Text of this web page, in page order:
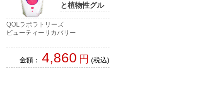
と植物性グル
QOLラボラトリーズ
ビューティーリカバリー
金額： 4,860 円 (税込)